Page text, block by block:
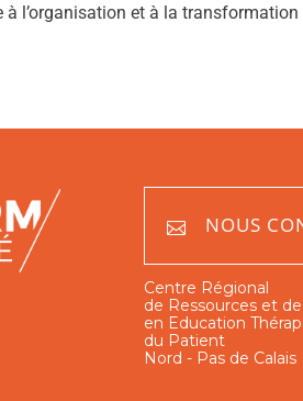
NOUS
Centre Régional
de Ressources et
en Education
du Patient
Nord - Pas de Calais